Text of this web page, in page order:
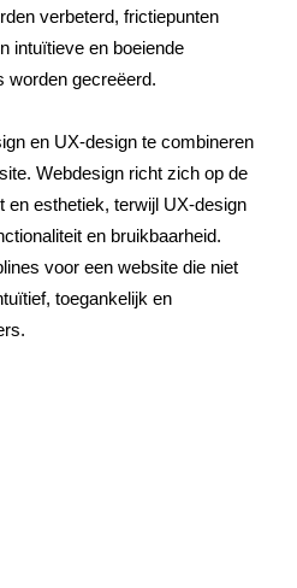
verbeterd, frictiepunten
intuïtieve en boeiende
worden gecreëerd.
en UX-design te combineren
Webdesign richt zich op de
en esthetiek, terwijl UX-design
en bruikbaarheid.
voor een website die niet
toegankelijk en